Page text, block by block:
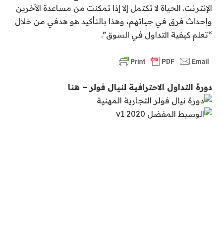
الإنترنت. الحياة لا تكتمل إلا إذا تمكنت من مساعدة الآخرين
وإحداث فرق في حياتهم، وهذا بالتأكيد هو هدفي من خلال
“تعلم كيفية التداول في السوق”.
دورة التداول الاحترافية لنيال فولر – هنا